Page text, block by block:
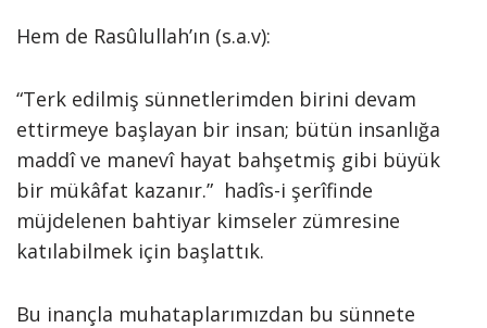
Hem de Rasûlullah’ın (s.a.v):
“Terk edilmiş sünnetlerimden birini devam
ettirmeye başlayan bir insan; bütün insanlığa
maddî ve manevî hayat bahşetmiş gibi büyük
bir mükâfat kazanır.” hadîs-i şerîfinde
müjdelenen bahtiyar kimseler zümresine
katılabilmek için başlattık.
Bu inançla muhataplarımızdan bu sünnete